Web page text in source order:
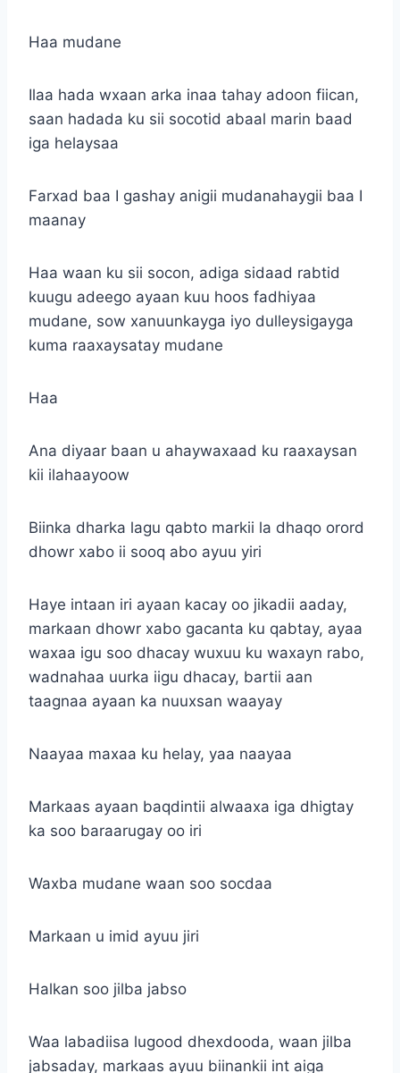
Haa mudane
Ilaa hada wxaan arka inaa tahay adoon fiican,
saan hadada ku sii socotid abaal marin baad
iga helaysaa
Farxad baa I gashay anigii mudanahaygii baa I
maanay
Haa waan ku sii socon, adiga sidaad rabtid
kuugu adeego ayaan kuu hoos fadhiyaa
mudane, sow xanuunkayga iyo dulleysigayga
kuma raaxaysatay mudane
Haa
Ana diyaar baan u ahaywaxaad ku raaxaysan
kii ilahaayoow
Biinka dharka lagu qabto markii la dhaqo orord
dhowr xabo ii sooq abo ayuu yiri
Haye intaan iri ayaan kacay oo jikadii aaday,
markaan dhowr xabo gacanta ku qabtay, ayaa
waxaa igu soo dhacay wuxuu ku waxayn rabo,
wadnahaa uurka iigu dhacay, bartii aan
taagnaa ayaan ka nuuxsan waayay
Naayaa maxaa ku helay, yaa naayaa
Markaas ayaan baqdintii alwaaxa iga dhigtay
ka soo baraarugay oo iri
Waxba mudane waan soo socdaa
Markaan u imid ayuu jiri
Halkan soo jilba jabso
Waa labadiisa lugood dhexdooda, waan jilba
jabsaday, markaas ayuu biinankii int aiga